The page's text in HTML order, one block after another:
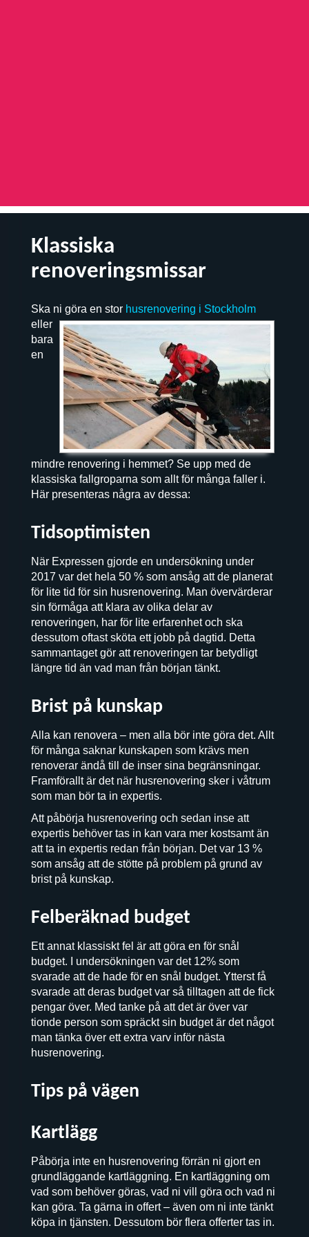
Klassiska
renoveringsmissar
Ska ni göra en stor husrenovering i Stockholm
eller
bara
en
mindre renovering i hemmet? Se upp med de
klassiska fallgroparna som allt för många faller i.
Här presenteras några av dessa:
Tidsoptimisten
När Expressen gjorde en undersökning under
2017 var det hela 50 % som ansåg att de planerat
för lite tid för sin husrenovering. Man övervärderar
sin förmåga att klara av olika delar av
renoveringen, har för lite erfarenhet och ska
dessutom oftast sköta ett jobb på dagtid. Detta
sammantaget gör att renoveringen tar betydligt
längre tid än vad man från början tänkt.
Brist på kunskap
Alla kan renovera – men alla bör inte göra det. Allt
för många saknar kunskapen som krävs men
renoverar ändå till de inser sina begränsningar.
Framförallt är det när husrenovering sker i våtrum
som man bör ta in expertis.
Att påbörja husrenovering och sedan inse att
expertis behöver tas in kan vara mer kostsamt än
att ta in expertis redan från början. Det var 13 %
som ansåg att de stötte på problem på grund av
brist på kunskap.
Felberäknad budget
Ett annat klassiskt fel är att göra en för snål
budget. I undersökningen var det 12% som
svarade att de hade för en snål budget. Ytterst få
svarade att deras budget var så tilltagen att de fick
pengar över. Med tanke på att det är över var
tionde person som spräckt sin budget är det något
man tänka över ett extra varv inför nästa
husrenovering.
Tips på vägen
Kartlägg
Påbörja inte en husrenovering förrän ni gjort en
grundläggande kartläggning. En kartläggning om
vad som behöver göras, vad ni vill göra och vad ni
kan göra. Ta gärna in offert – även om ni inte tänkt
köpa in tjänsten. Dessutom bör flera offerter tas in.